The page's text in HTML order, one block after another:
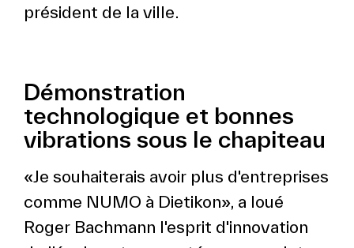
président de la ville.
Démonstration
technologique et bonnes
vibrations sous le chapiteau
«Je souhaiterais avoir plus d'entreprises
comme NUMO à Dietikon», a loué
Roger Bachmann l'esprit d'innovation